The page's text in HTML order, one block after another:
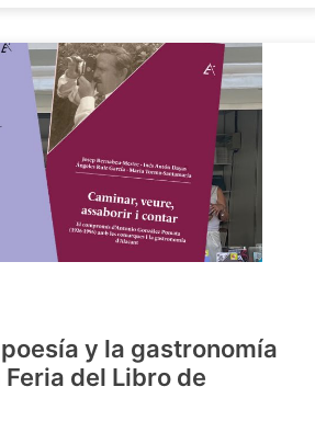
y la gastronomía
del Libro de